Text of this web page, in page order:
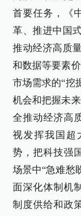
首要任务，《
革、推进中国
推动经济高质
和数据等要素
市场需求的“挖
机会和把握未
全推动经济高
视发挥我国超
势，把科技强
场景中“急难愁
面深化体制机
制度供给和政